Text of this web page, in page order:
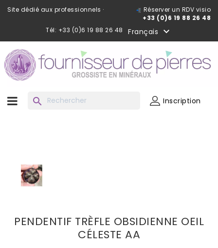
Site dédié aux professionnels ·
Réserver un RDV visio
+33 (0)6 19 88 26 48
Tél: +33 (0)6 19 88 26 48
Français 
search Inscription
PENDENTIF TRÈFLE OBSIDIENNE OEIL
CÉLESTE AA